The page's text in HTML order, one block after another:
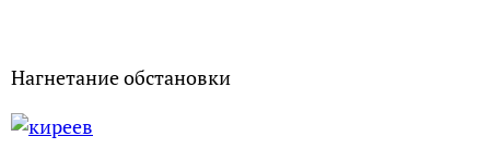
Нагнетание обстановки